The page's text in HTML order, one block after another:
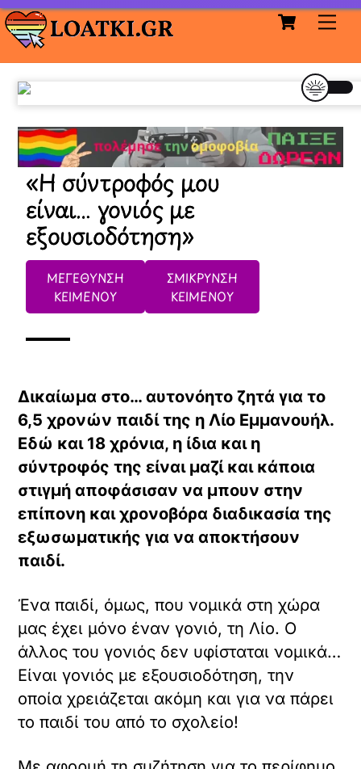
Skip
to
content
Cart
«Η σύντροφός μου
είναι… γονιός με
εξουσιοδότηση»
ΜΕΓΕΘΥΝΣΗ
ΚΕΙΜΕΝΟΥ
ΣΜΙΚΡΥΝΣΗ
ΚΕΙΜΕΝΟΥ
Δικαίωμα στο… αυτονόητο ζητά για το
6,5 χρονών παιδί της η Λίο Εμμανουήλ.
Εδώ και 18 χρόνια, η ίδια και η
σύντροφός της είναι μαζί και κάποια
στιγμή αποφάσισαν να μπουν στην
επίπονη και χρονοβόρα διαδικασία της
εξωσωματικής για να αποκτήσουν
παιδί.
Ένα παιδί, όμως, που νομικά στη χώρα
μας έχει μόνο έναν γονιό, τη Λίο. Ο
άλλος του γονιός δεν υφίσταται νομικά…
Είναι γονιός με εξουσιοδότηση, την
οποία χρειάζεται ακόμη και για να πάρει
το παιδί του από το σχολείο!